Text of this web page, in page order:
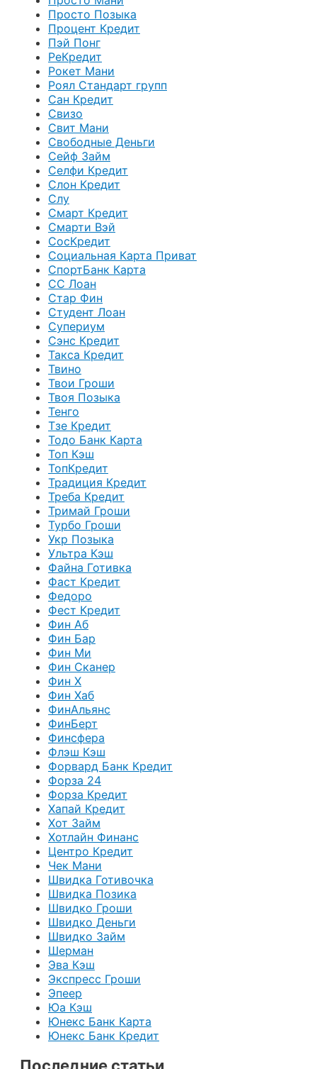
Просто Позыка
Процент Кредит
Пэй Понг
РеКредит
Рокет Мани
Роял Стандарт групп
Сан Кредит
Свизо
Свит Мани
Свободные Деньги
Сейф Займ
Селфи Кредит
Слон Кредит
Слу
Смарт Кредит
Смарти Вэй
СосКредит
Социальная Карта Приват
СпортБанк Карта
СС Лоан
Стар Фин
Студент Лоан
Супериум
Сэнс Кредит
Такса Кредит
Твино
Твои Гроши
Твоя Позыка
Тенго
Тзе Кредит
Тодо Банк Карта
Топ Кэш
ТопКредит
Традиция Кредит
Треба Кредит
Тримай Гроши
Турбо Гроши
Укр Позыка
Ультра Кэш
Файна Готивка
Фаст Кредит
Федоро
Фест Кредит
Фин Аб
Фин Бар
Фин Ми
Фин Сканер
Фин Х
Фин Хаб
ФинАльянс
ФинБерт
Финсфера
Флэш Кэш
Форвард Банк Кредит
Форза 24
Форза Кредит
Хапай Кредит
Хот Займ
Хотлайн Финанс
Центро Кредит
Чек Мани
Швидка Готивочка
Швидка Позика
Швидко Гроши
Швидко Деньги
Швидко Займ
Шерман
Эва Кэш
Экспресс Гроши
Эпеер
Юа Кэш
Юнекс Банк Карта
Юнекс Банк Кредит
Последние статьи